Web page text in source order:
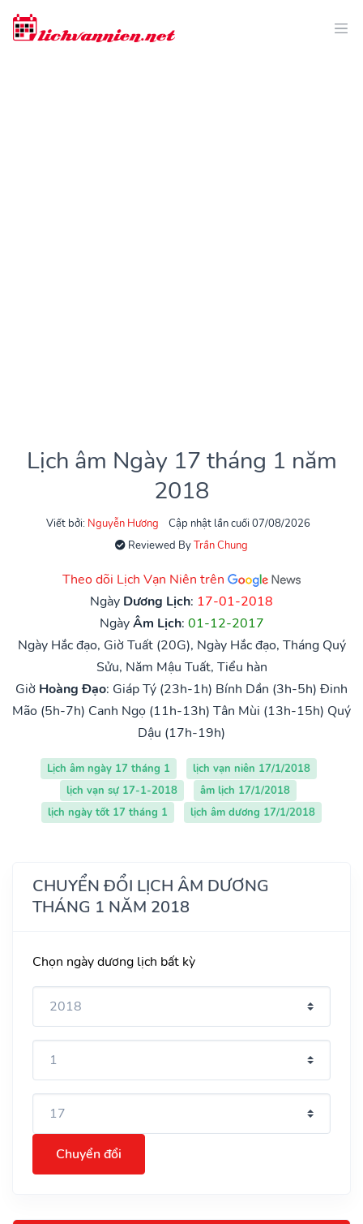
Lịch âm Ngày 17 tháng 1 năm
2018
Viết bởi: Nguyễn Hương
Cập nhật lần cuối 07/08/2026
Reviewed ByTrần Chung
Theo dõi Lịch Vạn Niên trên
Ngày Dương Lịch: 17-01-2018
NgàyÂm Lịch: 01-12-2017
Ngày Hắc đạo, Giờ Tuất (20G), Ngày Hắc đạo, Tháng Quý
Sửu, Năm Mậu Tuất, Tiểu hàn
Giờ Hoàng Đạo: Giáp Tý (23h-1h) Bính Dần (3h-5h) Đinh
Mão (5h-7h) Canh Ngọ (11h-13h) Tân Mùi (13h-15h) Quý
Dậu (17h-19h)
Lịch âm ngày 17 tháng 1
lịch vạn niên 17/1/2018
lịch vạn sự 17-1-2018
âm lịch 17/1/2018
lịch ngày tốt 17 tháng 1
lịch âm dương 17/1/2018
CHUYỂN ĐỔI LỊCH ÂM DƯƠNG
THÁNG 1 NĂM 2018
Chọn ngày dương lịch bất kỳ
Chuyển đổi